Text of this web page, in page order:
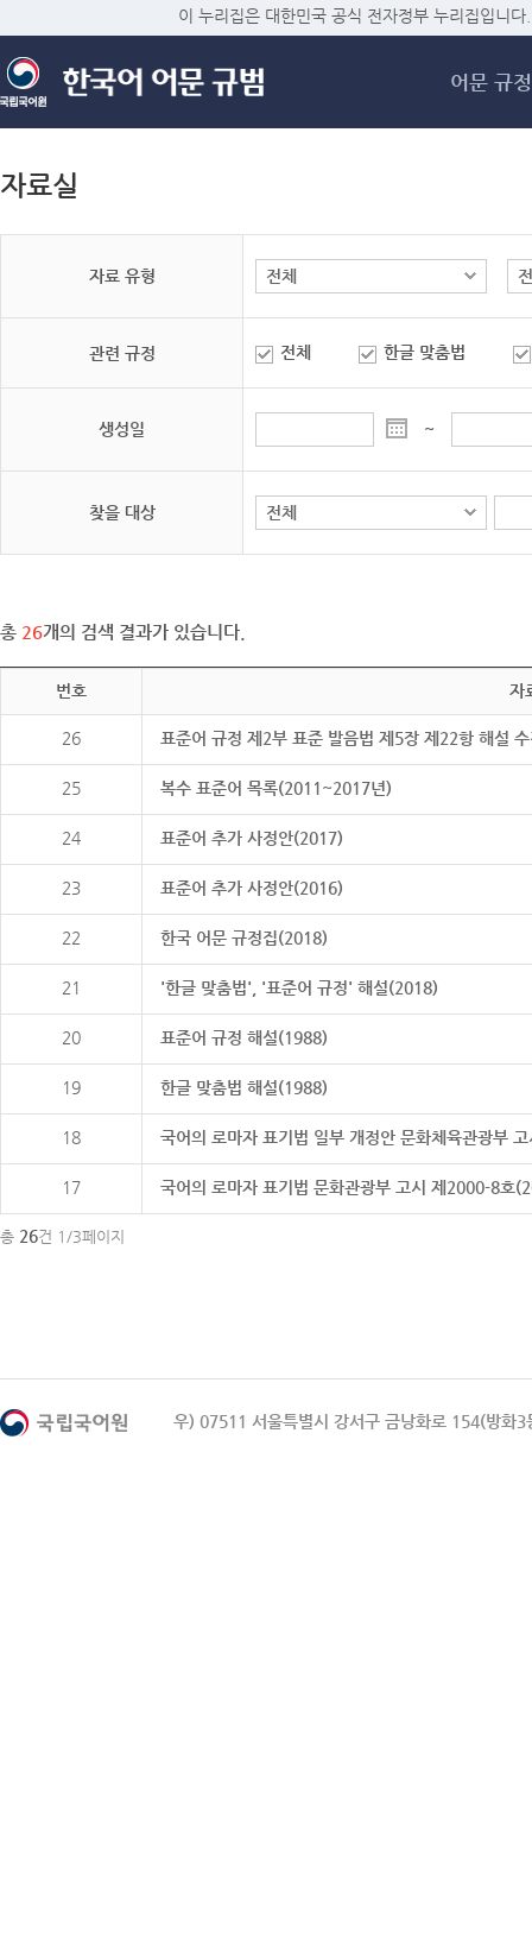
메
이 누리집은 대한민국 공식 전자정부 누리집입니다.
어문 규정
자료실
자료 유형
관련 규정 전체 한글 맞춤법
생성일 ~
찾을 대상
총 26개의 검색 결과가 있습니다.
번호 자
26 표준어 규정 제2부 표준 발음법 제5장 제22항 해설
25 복수 표준어 목록(2011~2017년)
24 표준어 추가 사정안(2017)
23 표준어 추가 사정안(2016)
22 한국 어문 규정집(2018)
21 '한글 맞춤법', '표준어 규정' 해설(2018)
20 표준어 규정 해설(1988)
19 한글 맞춤법 해설(1988)
18 국어의 로마자 표기법 일부 개정안 문화체육관광부
17 국어의 로마자 표기법 문화관광부 고시 제2000-8호
총 26건 1/3페이지
우) 07511 서울특별시 강서구 금낭화로 154(방화3